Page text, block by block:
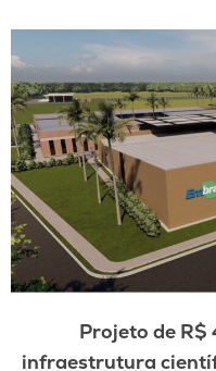
Projeto de
infraestrutura